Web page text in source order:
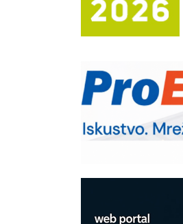
Bezbednost na
– Pametna
upravljanje
Mitutoyo Crysta-
era CNC merenja
mrežnog
COMBYPACK